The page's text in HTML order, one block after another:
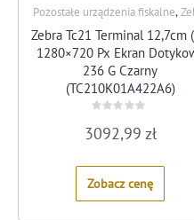
Pozostałe urządzenia fiskalne,
Zebra Tc21 Terminal 12,7cm
1280×720 Px Ekran
236 G Czarny
(TC210K01A422A6)
0
out
5
3092,99 zł
Zobacz cenę